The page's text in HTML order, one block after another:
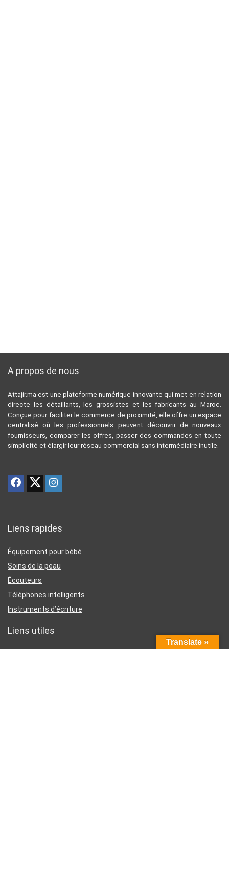
A propos de nous
Attajir.ma est une plateforme numérique innovante qui met en relation
directe les détaillants, les grossistes et les fabricants au Maroc.
Conçue pour faciliter le commerce de proximité, elle offre un espace
centralisé où les professionnels peuvent découvrir de nouveaux
fournisseurs, comparer les offres, passer des commandes en toute
simplicité et élargir leur réseau commercial sans intermédiaire inutile.
Liens rapides
Équipement pour bébé
Soins de la peau
Écouteurs
Téléphones intelligents
Instruments d’écriture
Liens utiles
Translate »